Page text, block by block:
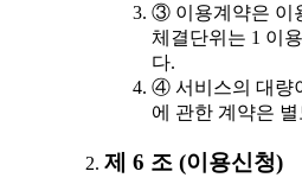
③ 이용계약은 이
체결단위는 1 이
다.
④ 서비스의 대량
에 관한 계약은
제 6 조 (이용신청)